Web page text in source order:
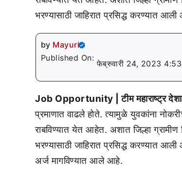
भरण्यासाठी जाहिरात प्रसिद्ध करण्यात
by Mayuri
Published On:
फेब्रुवारी 24, 2023
Job Opportunity | टीम महाराष्ट्र
प्रमाणात वाढले होते. त्यामुळे युवकांना
राबविण्यात येत आहेत. अशात जिल्हा ग्रामीण
भरण्यासाठी जाहिरात प्रसिद्ध करण्यात
अर्ज मागविण्यात आले आहे.